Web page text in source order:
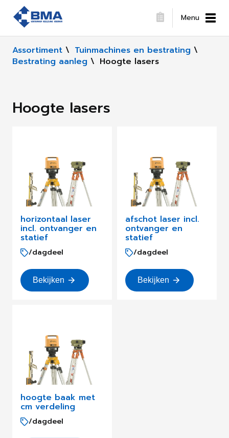
Menu
Assortiment \ Tuinmachines en bestrating \
Bestrating aanleg \ Hoogte lasers
Hoogte lasers
horizontaal laser
incl. ontvanger en
statief
/dagdeel
Bekijken
afschot laser incl.
ontvanger en
statief
/dagdeel
Bekijken
hoogte baak met
cm verdeling
/dagdeel